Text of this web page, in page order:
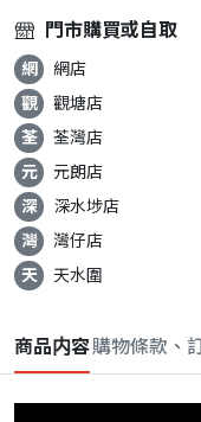
門市購買或自取
網 網店
觀
觀塘店
荃
荃灣店
元
元朗店
深
深水埗店
灣
灣仔店
天
天水圍
商品内容購物條款、